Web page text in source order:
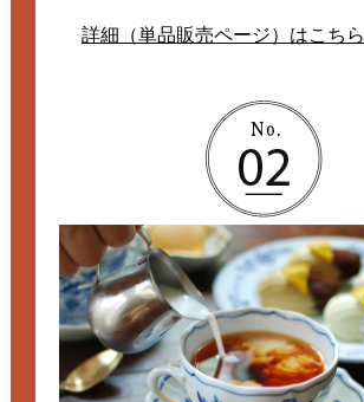
詳細（単品販売ページ）はこちら